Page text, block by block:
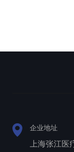
企业地址